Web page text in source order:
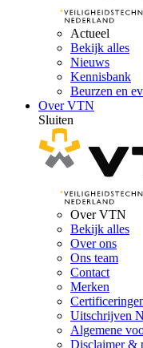
Actueel
Bekijk alles
Nieuws
Kennisbank
Beurzen en
Over VTN
Sluiten
Over VTN
Bekijk alles
Over ons
Ons team
Contact
Merken
Uitschrijven
Algemene
Disclaimer &